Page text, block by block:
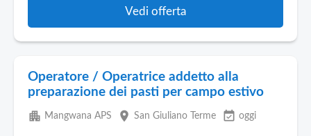
Vedi offerta
Operatore / Operatrice addetto alla
preparazione dei pasti per campo estivo
apartment Mangwana APS place San Giuliano Terme event_available oggi